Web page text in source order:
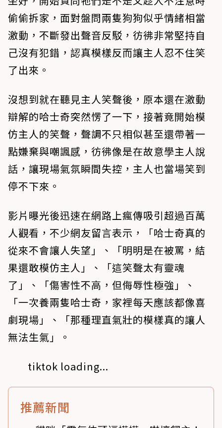
偷偷拆家，面對盤問兩隻狗狗似乎情緒相當
激動，不斷發出聲音反駁，彷彿非常堅持自
己沒有犯錯，認真模樣反而讓主人忍不住笑
了出來。
沒想到就在聽見主人笑聲後，原本還在激動
辯解的哈士奇突然愣了一下，接著竟開始模
仿主人的笑聲，聲調不只相似甚至還帶著一
點嫌棄與嘲諷感，彷彿像是在故意學主人說
話，讓現場氣氛瞬間失控，主人也當場笑到
停不下來。
影片曝光後迅速在網路上瘋傳吸引超過百萬
人觀看，不少網友留言表示，「哈士奇真的
從來不會讓人失望」、「明明是在被罵，結
果還敢模仿主人」、「這笑聲太有靈魂
了」、「傷害性不高，但侮辱性極強」、
「一次養兩隻哈士奇，家裡每天應該都像喜
劇現場」、「那種理直氣壯的模樣真的讓人
無法生氣」。
tiktok loading...
推薦新聞